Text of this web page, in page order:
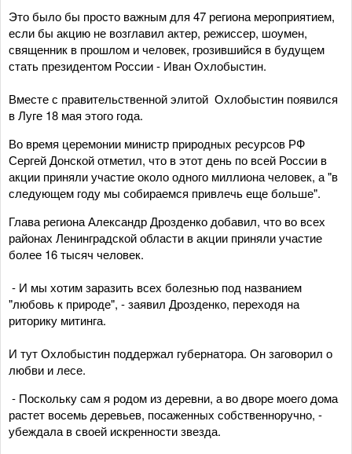
Это было бы просто важным для 47 региона мероприятием,
если бы акцию не возглавил актер, режиссер, шоумен,
священник в прошлом и человек, грозившийся в будущем
стать президентом России - Иван Охлобыстин.
Вместе с правительственной элитой Охлобыстин появился
в Луге 18 мая этого года.
Во время церемонии министр природных ресурсов РФ
Сергей Донской отметил, что в этот день по всей России в
акции приняли участие около одного миллиона человек, а "в
следующем году мы собираемся привлечь еще больше".
Глава региона Александр Дрозденко добавил, что во всех
районах Ленинградской области в акции приняли участие
более 16 тысяч человек.
- И мы хотим заразить всех болезнью под названием
"любовь к природе", - заявил Дрозденко, переходя на
риторику митинга.
И тут Охлобыстин поддержал губернатора. Он заговорил о
любви и лесе.
- Поскольку сам я родом из деревни, а во дворе моего дома
растет восемь деревьев, посаженных собственноручно, -
убеждала в своей искренности звезда.